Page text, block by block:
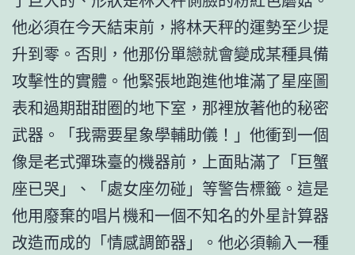
他必須在今天結束前，將林天秤的運勢至少提
升到零。否則，他那份單戀就會變成某種具備
攻擊性的實體。他緊張地跑進他堆滿了星座圖
表和過期甜甜圈的地下室，那裡放著他的秘密
武器。「我需要星象學輔助儀！」他衝到一個
像是老式彈珠臺的機器前，上面貼滿了「巨蟹
座已哭」、「處女座勿碰」等警告標籤。這是
他用廢棄的唱片機和一個不知名的外星計算器
改造而成的「情感調節器」。他必須輸入一種